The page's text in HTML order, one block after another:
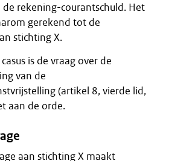
rekening-courantschuld. Het
gerekend tot de
stichting X.
is de vraag over de
van de
(artikel 8, vierde lid,
aan de orde.
aan stichting X maakt